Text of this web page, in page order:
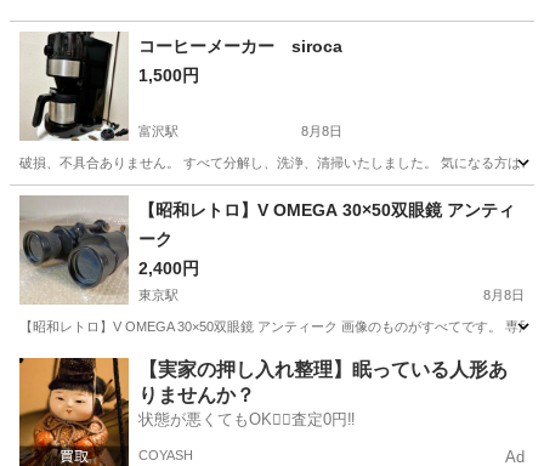
コーヒーメーカー siroca
1,500円
富沢駅 8月8日
破損、不具合ありません。 すべて分解し、洗浄、清掃いたしました。 気になる方は
宮城 仙台市 富沢駅 キッチン家電
【昭和レトロ】V OMEGA 30×50双眼鏡 アンティ
ーク
2,400円
東京駅 8月8日
【昭和レトロ】V OMEGA 30×50双眼鏡 アンティーク 画像のものがすべてです。 専
宮城 仙台市 東京駅 望遠鏡、顕微鏡
【実家の押し入れ整理】眠っている人形あ
りませんか？
状態が悪くてもOK🙆‍♀️査定0円‼️
COYASH Ad